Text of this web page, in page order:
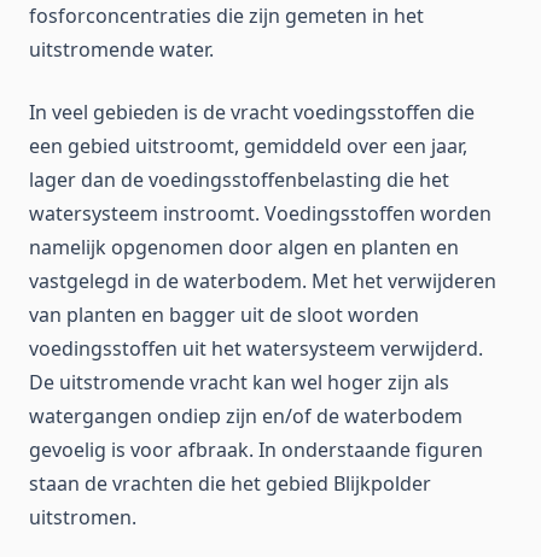
fosforconcentraties die zijn gemeten in het
uitstromende water.
In veel gebieden is de vracht voedingsstoffen die
een gebied uitstroomt, gemiddeld over een jaar,
lager dan de voedingsstoffenbelasting die het
watersysteem instroomt. Voedingsstoffen worden
namelijk opgenomen door algen en planten en
vastgelegd in de waterbodem. Met het verwijderen
van planten en bagger uit de sloot worden
voedingsstoffen uit het watersysteem verwijderd.
De uitstromende vracht kan wel hoger zijn als
watergangen ondiep zijn en/of de waterbodem
gevoelig is voor afbraak. In onderstaande figuren
staan de vrachten die het gebied Blijkpolder
uitstromen.